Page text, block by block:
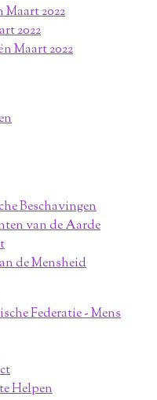
2022
2022
Maart 2022
Beschavingen
van de Aarde
de Mensheid
Federatie - Mens
Helpen